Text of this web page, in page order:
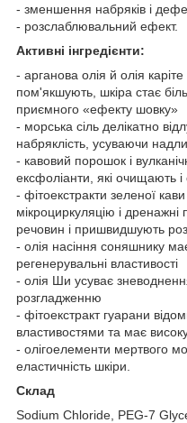
- зменшення набряків і
- розслаблювальний ефект.
Активні інгредієнти:
- арганова олія й олія
пом'якшують, шкіра стає
приємного «ефекту шовку»
- морська сіль делікатно
набряклість, усуваючи
- кавовий порошок і
ексфоліанти, які очищають
- фітоекстракти зеленої
мікроциркуляцію і дренажні
речовин і пришвидшують
- олія насіння соняшнику
регенерувальні властивості
- олія Ши усуває
розгладженню
- фітоекстракт гуарани
властивостями та має високу
- олігоелементи мертвого
еластичність шкіри.
Склад
Sodium Chloride, PEG-7